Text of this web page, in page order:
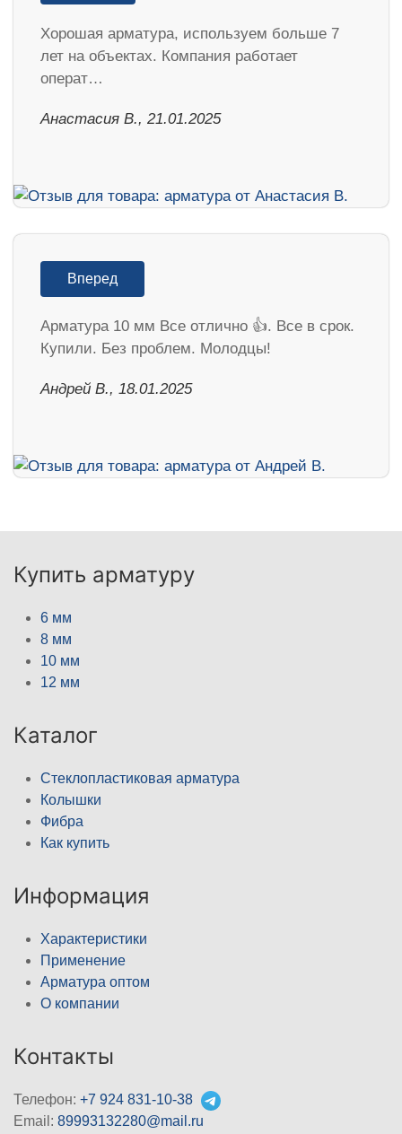
Хорошая арматура, используем больше 7
лет на объектах. Компания работает
операт…
Анастасия В., 21.01.2025
Вперед
Арматура 10 мм Все отлично 👍. Все в срок.
Купили. Без проблем. Молодцы!
Андрей В., 18.01.2025
Купить арматуру
6 мм
8 мм
10 мм
12 мм
Каталог
Стеклопластиковая арматура
Колышки
Фибра
Как купить
Информация
Характеристики
Применение
Арматура оптом
О компании
Контакты
Телефон: +7 924 831-10-38
Email: 89993132280@mail.ru